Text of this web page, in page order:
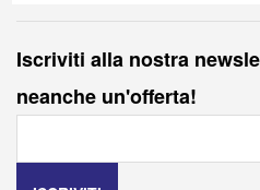
Iscriviti alla nostra
neanche un'offerta!